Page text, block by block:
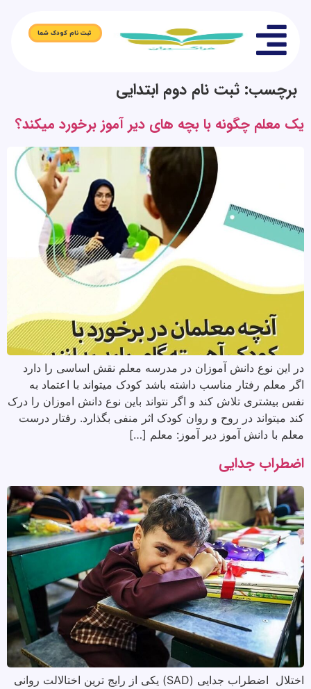
ثبت نام کودک شما
برچسب: ثبت نام دوم ابتدایی
یک معلم چگونه با بچه های دیر آموز برخورد میکند؟
در این نوع دانش آموزان در مدرسه معلم نقش اساسی را دارد
اگر معلم رفتار مناسب داشته باشد کودک میتواند با اعتماد به
نفس بیشتری تلاش کند و اگر نتواند باین نوع دانش اموزان را درک
کند میتواند در روح و روان کودک اثر منفی بگذارد. رفتار درست
معلم با دانش آموز دیر آموز: معلم […]
اضطراب جدایی
اختلال اضطراب جدایی (SAD) یکی از رایج ترین اختالالت روانی